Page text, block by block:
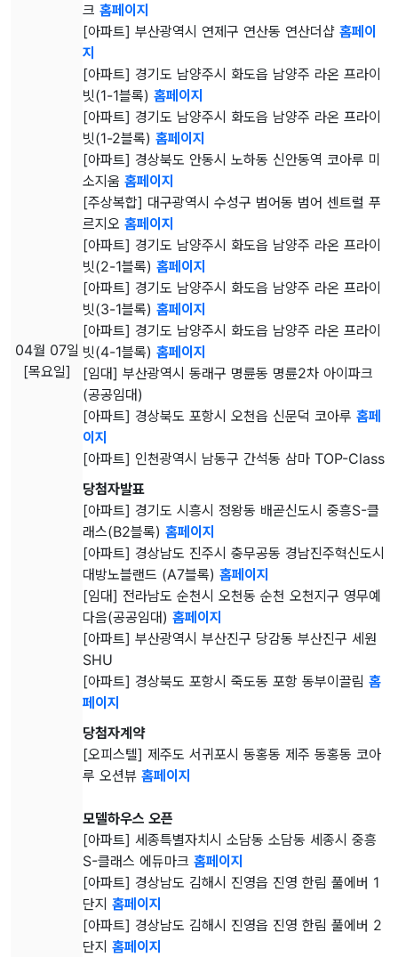
04월 07일
[목요일]
크 홈페이지
[아파트] 부산광역시 연제구 연산동 연산더샵 홈페이
지
[아파트] 경기도 남양주시 화도읍 남양주 라온 프라이
빗(1-1블록) 홈페이지
[아파트] 경기도 남양주시 화도읍 남양주 라온 프라이
빗(1-2블록) 홈페이지
[아파트] 경상북도 안동시 노하동 신안동역 코아루 미
소지움 홈페이지
[주상복합] 대구광역시 수성구 범어동 범어 센트럴 푸
르지오 홈페이지
[아파트] 경기도 남양주시 화도읍 남양주 라온 프라이
빗(2-1블록) 홈페이지
[아파트] 경기도 남양주시 화도읍 남양주 라온 프라이
빗(3-1블록) 홈페이지
[아파트] 경기도 남양주시 화도읍 남양주 라온 프라이
빗(4-1블록) 홈페이지
[임대] 부산광역시 동래구 명륜동 명륜2차 아이파크
(공공임대)
[아파트] 경상북도 포항시 오천읍 신문덕 코아루 홈페
이지
[아파트] 인천광역시 남동구 간석동 삼마 TOP-Class
당첨자발표
[아파트] 경기도 시흥시 정왕동 배곧신도시 중흥S-클
래스(B2블록) 홈페이지
[아파트] 경상남도 진주시 충무공동 경남진주혁신도시
대방노블랜드 (A7블록) 홈페이지
[임대] 전라남도 순천시 오천동 순천 오천지구 영무예
다음(공공임대) 홈페이지
[아파트] 부산광역시 부산진구 당감동 부산진구 세원
SHU
[아파트] 경상북도 포항시 죽도동 포항 동부이끌림 홈
페이지
당첨자계약
[오피스텔] 제주도 서귀포시 동홍동 제주 동홍동 코아
루 오션뷰 홈페이지
모델하우스 오픈
[아파트] 세종특별자치시 소담동 소담동 세종시 중흥
S-클래스 에듀마크 홈페이지
[아파트] 경상남도 김해시 진영읍 진영 한림 풀에버 1
단지 홈페이지
[아파트] 경상남도 김해시 진영읍 진영 한림 풀에버 2
단지 홈페이지